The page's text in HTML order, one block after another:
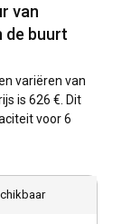
van
de buurt
variëren van
is 626 €. Dit
voor 6